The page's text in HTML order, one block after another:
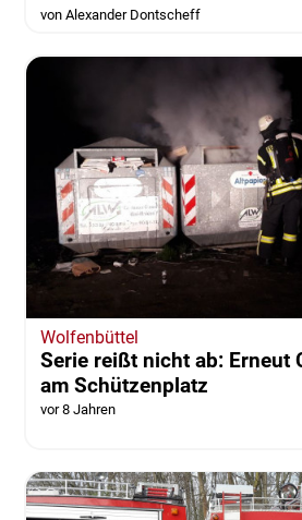
von Alexander Dontscheff
Wolfenbüttel
Serie reißt nicht ab: Erneut
am Schützenplatz
vor 8 Jahren